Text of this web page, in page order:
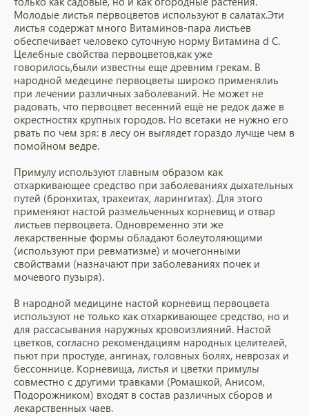
Молодые листья первоцветов используют в салатах.Эти
листья содержат много Витаминов-пара листьев
обеспечивает человеко суточную норму Витамина d С.
Целебные свойства первоцветов,как уже
говорилось,были известны еще древним грекам. В
народной медецине первоцветы широко применялиь
при лечении различных заболеваний. Не может не
радовать, что первоцвет весенний ещё не редок даже в
окрестностях крупных городов. Но всетаки не нужно его
рвать по чем зря: в лесу он выглядет гораздо лучще чем в
помойном ведре.
Примулу используют главным образом как
отхаркивающее средство при заболеваниях дыхательных
путей (бронхитах, трахеитах, ларингитах). Для этого
применяют настой размельченных корневищ и отвар
листьев первоцвета. Одновременно эти же
лекарственные формы обладают болеутоляющими
(используют при ревматизме) и мочегонными
свойствами (назначают при заболеваниях почек и
мочевого пузыря).
В народной медицине настой корневищ первоцвета
используют не только как отхаркивающее средство, но и
для рассасывания наружных кровоизлияний. Настой
цветков, согласно рекомендациям народных целителей,
пьют при простуде, ангинах, головных болях, неврозах и
бессоннице. Корневища, листья и цветки примулы
совместно с другими травками (Ромашкой, Анисом,
Подорожником) входят в состав различных сборов и
лекарственных чаев.